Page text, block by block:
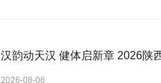
汉韵动天汉 健体启新章 2026陕
2026-08-06